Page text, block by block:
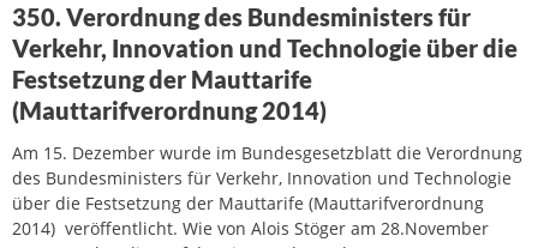
350. Verordnung des Bundesministers für
Verkehr, Innovation und Technologie über die
Festsetzung der Mauttarife
(Mauttarifverordnung 2014)
Am 15. Dezember wurde im Bundesgesetzblatt die Verordnung
des Bundesministers für Verkehr, Innovation und Technologie
über die Festsetzung der Mauttarife (Mauttarifverordnung
2014) veröffentlicht. Wie von Alois Stöger am 28.November